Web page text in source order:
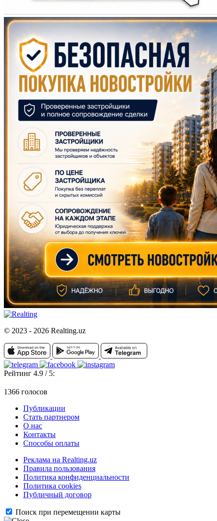
© 2023 - 2026 Realting.uz
Рейтинг 4.9 / 5:
1366 голосов
Публикации
Стать партнером
О нас
Контакты
Способы оплаты
Реклама на Realting.uz
Правила пользования
Политика конфиденциальности
Политика cookies
Публичный договор
Поиск при перемещении карты